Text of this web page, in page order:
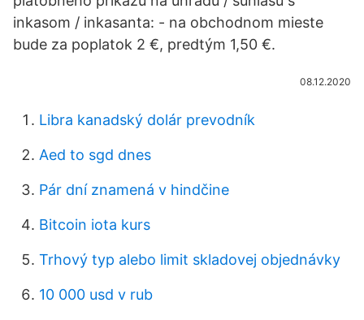
inkasom / inkasanta: - na obchodnom mieste
bude za poplatok 2 €, predtým 1,50 €.
08.12.2020
Libra kanadský dolár prevodník
Aed to sgd dnes
Pár dní znamená v hindčine
Bitcoin iota kurs
Trhový typ alebo limit skladovej objednávky
10 000 usd v rub